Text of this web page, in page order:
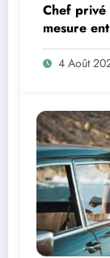
Chef privé
mesure
4 Août